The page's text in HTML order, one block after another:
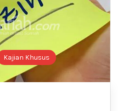
Kajian Khusus